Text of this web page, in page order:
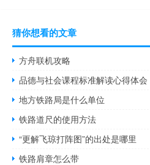
猜你想看的文章
方舟联机攻略
品德与社会课程标准解读心得体会
地方铁路局是什么单位
铁路道尺的使用方法
“更解飞琼打阵图”的出处是哪里
铁路肩章怎么带